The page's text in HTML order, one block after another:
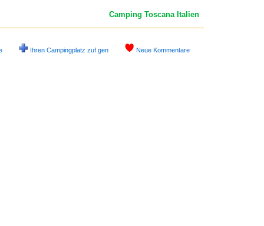
Camping ToscanaItalien
Ihren Campingplatz zuf gen Neue Kommentare